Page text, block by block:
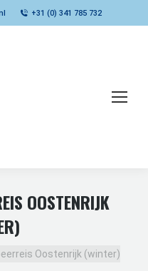
+31 (0) 341 785 732
OOSTENRIJK
Oostenrijk (winter)